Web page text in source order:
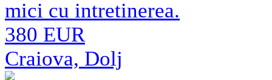
mici cu intretinerea.
380 EUR
Craiova, Dolj